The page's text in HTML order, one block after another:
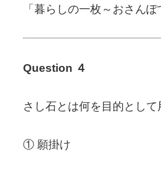
「暮らしの一枚～おさん
Question ４
さし石とは何を目的とし
① 願掛け